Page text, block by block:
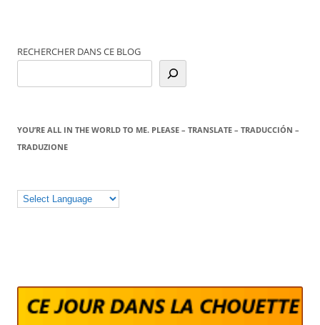
RECHERCHER DANS CE BLOG
YOU’RE ALL IN THE WORLD TO ME. PLEASE – TRANSLATE – TRADUCCIÓN –
TRADUZIONE